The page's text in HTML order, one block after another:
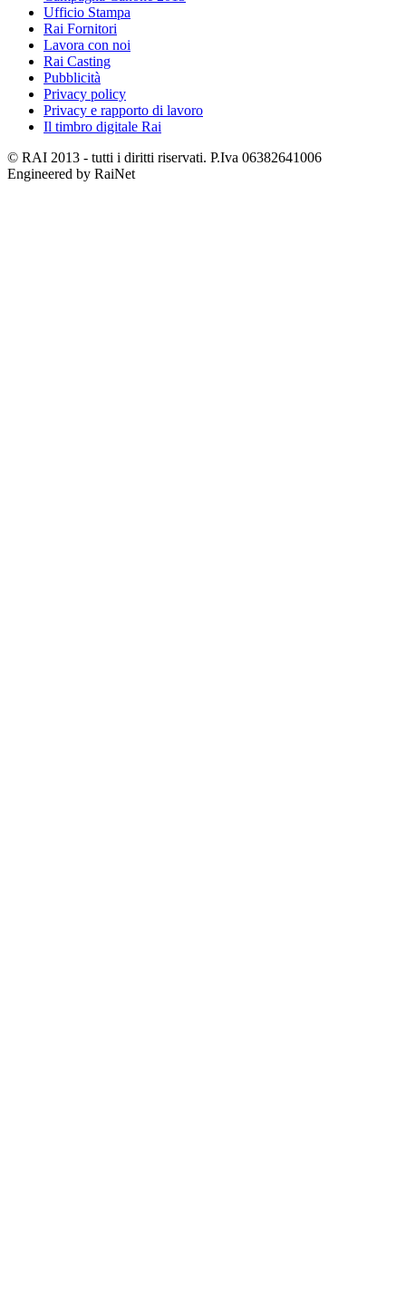
Ufficio Stampa
Rai Fornitori
Lavora con noi
Rai Casting
Pubblicità
Privacy policy
Privacy e rapporto di lavoro
Il timbro digitale Rai
© RAI 2013 - tutti i diritti riservati. P.Iva 06382641006
Engineered by RaiNet